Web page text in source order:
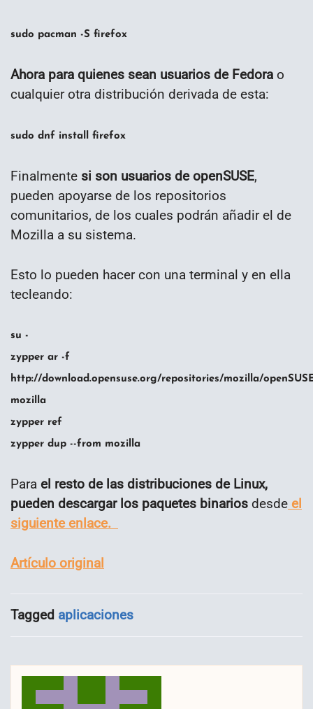
sudo pacman -S firefox
Ahora para quienes sean usuarios de Fedora o
cualquier otra distribución derivada de esta:
sudo dnf install firefox
Finalmente si son usuarios de openSUSE,
pueden apoyarse de los repositorios
comunitarios, de los cuales podrán añadir el de
Mozilla a su sistema.
Esto lo pueden hacer con una terminal y en ella
tecleando:
su -
zypper ar -f
http://download.opensuse.org/repositories/mozilla/
mozilla
zypper ref
zypper dup --from mozilla
Para el resto de las distribuciones de Linux,
pueden descargar los paquetes binarios desde el
siguiente enlace.
Artículo original
Tagged aplicaciones